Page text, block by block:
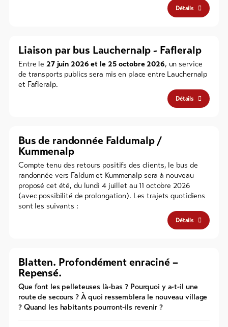
Détails
Liaison par bus Lauchernalp - Fafleralp
Entre le 27 juin 2026 et le 25 octobre 2026, un service
de transports publics sera mis en place entre Lauchernalp
et Fafleralp.
Détails
Bus de randonnée Faldumalp /
Kummenalp
Compte tenu des retours positifs des clients, le bus de
randonnée vers Faldum et Kummenalp sera à nouveau
proposé cet été, du lundi 4 juillet au 11 octobre 2026
(avec possibilité de prolongation). Les trajets quotidiens
sont les suivants :
Détails
Blatten. Profondément enraciné –
Repensé.
Que font les pelleteuses là-bas ? Pourquoi y a-t-il une
route de secours ? À quoi ressemblera le nouveau village
? Quand les habitants pourront-ils revenir ?